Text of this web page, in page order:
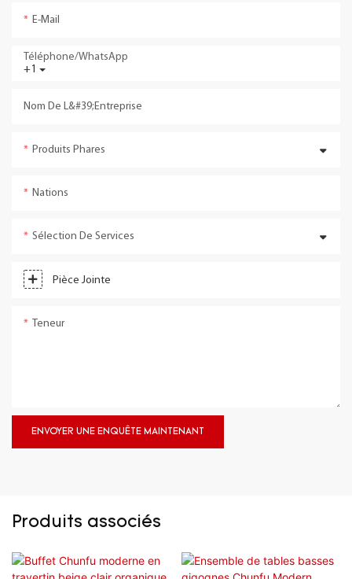
E-Mail
+1
Téléphone/WhatsApp
Nom De L&#39;entreprise
Produits Phares
Nations
Sélection De Services
Pièce Jointe
Teneur
ENVOYER UNE ENQUÊTE MAINTENANT
Produits associés